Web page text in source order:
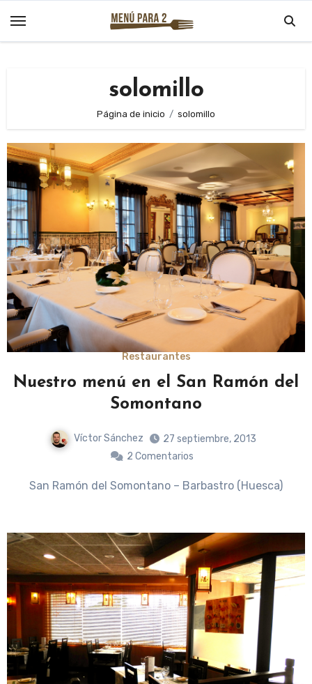
solomillo
Página de inicio solomillo
Restaurantes
Nuestro menú en el San Ramón del
Somontano
Víctor Sánchez
27 septiembre, 2013
2 Comentarios
San Ramón del Somontano – Barbastro (Huesca)